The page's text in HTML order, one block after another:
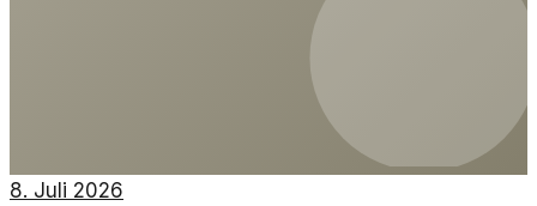
8. Juli 2026